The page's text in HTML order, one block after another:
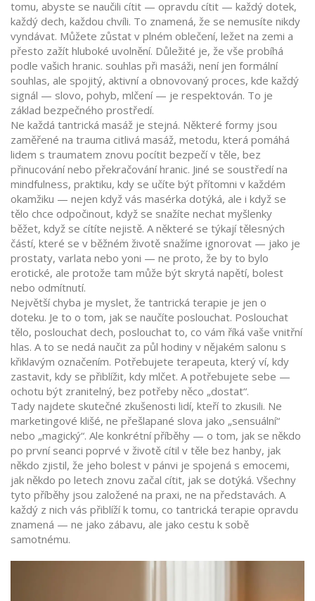
tomu, abyste se naučili cítit — opravdu cítit — každý dotek,
každý dech, každou chvíli. To znamená, že se nemusíte nikdy
vyndávat. Můžete zůstat v plném oblečení, ležet na zemi a
přesto zažít hluboké uvolnění. Důležité je, že vše probíhá
podle vašich hranic. souhlas při masáži, není jen formální
souhlas, ale spojitý, aktivní a obnovovaný proces, kde každý
signál — slovo, pohyb, mlčení — je respektován. To je
základ bezpečného prostředí.
Ne každá tantrická masáž je stejná. Některé formy jsou
zaměřené na trauma citlivá masáž, metodu, která pomáhá
lidem s traumatem znovu pocítit bezpečí v těle, bez
přinucování nebo překračování hranic. Jiné se soustředí na
mindfulness, praktiku, kdy se učíte být přítomni v každém
okamžiku — nejen když vás masérka dotýká, ale i když se
tělo chce odpočinout, když se snažíte nechat myšlenky
běžet, když se cítíte nejistě. A některé se týkají tělesných
částí, které se v běžném životě snažíme ignorovat — jako je
prostaty, varlata nebo yoni — ne proto, že by to bylo
erotické, ale protože tam může být skrytá napětí, bolest
nebo odmítnutí.
Největší chyba je myslet, že tantrická terapie je jen o
doteku. Je to o tom, jak se naučíte poslouchat. Poslouchat
tělo, poslouchat dech, poslouchat to, co vám říká vaše vnitřní
hlas. A to se nedá naučit za půl hodiny v nějakém salonu s
křiklavým označením. Potřebujete terapeuta, který ví, kdy
zastavit, kdy se přiblížit, kdy mlčet. A potřebujete sebe —
ochotu být zranitelný, bez potřeby něco „dostat“.
Tady najdete skutečné zkušenosti lidí, kteří to zkusili. Ne
marketingové klišé, ne přešlapané slova jako „sensuální“
nebo „magický“. Ale konkrétní příběhy — o tom, jak se někdo
po první seanci poprvé v životě cítil v těle bez hanby, jak
někdo zjistil, že jeho bolest v pánvi je spojená s emocemi,
jak někdo po letech znovu začal cítit, jak se dotýká. Všechny
tyto příběhy jsou založené na praxi, ne na představách. A
každý z nich vás přiblíží k tomu, co tantrická terapie opravdu
znamená — ne jako zábavu, ale jako cestu k sobě
samotnému.